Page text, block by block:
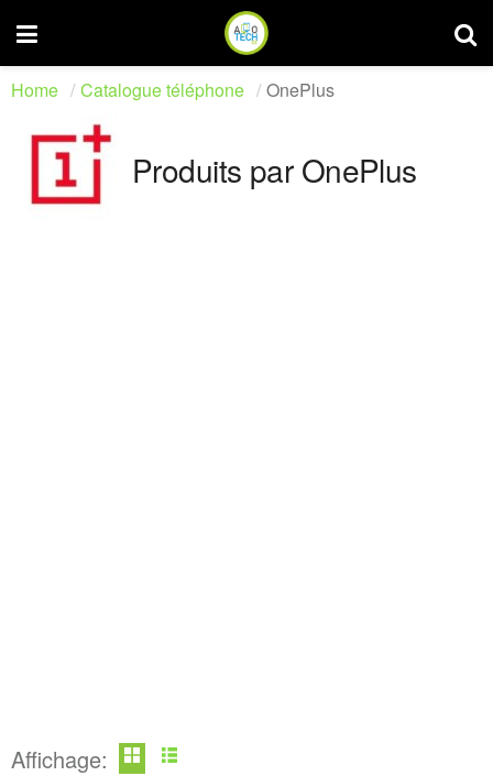
Home Catalogue téléphone OnePlus
Produits par OnePlus
Affichage: